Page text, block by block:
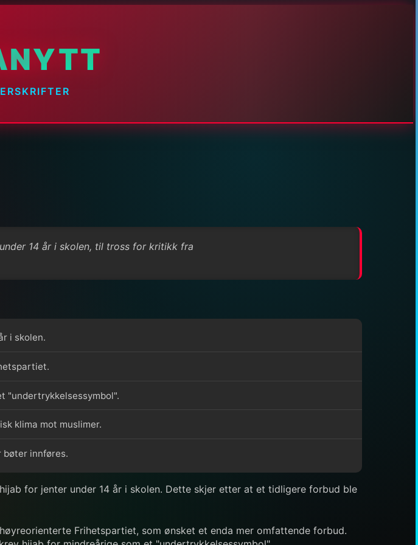
14 år i skolen, til tross for kritikk fra
i skolen.
"undertrykkelsessymbol".
klima mot muslimer.
bøter innføres.
for jenter under 14 år i skolen. Dette skjer etter at et tidligere forbud ble
Frihetspartiet, som ønsket et enda mer omfattende forbud.